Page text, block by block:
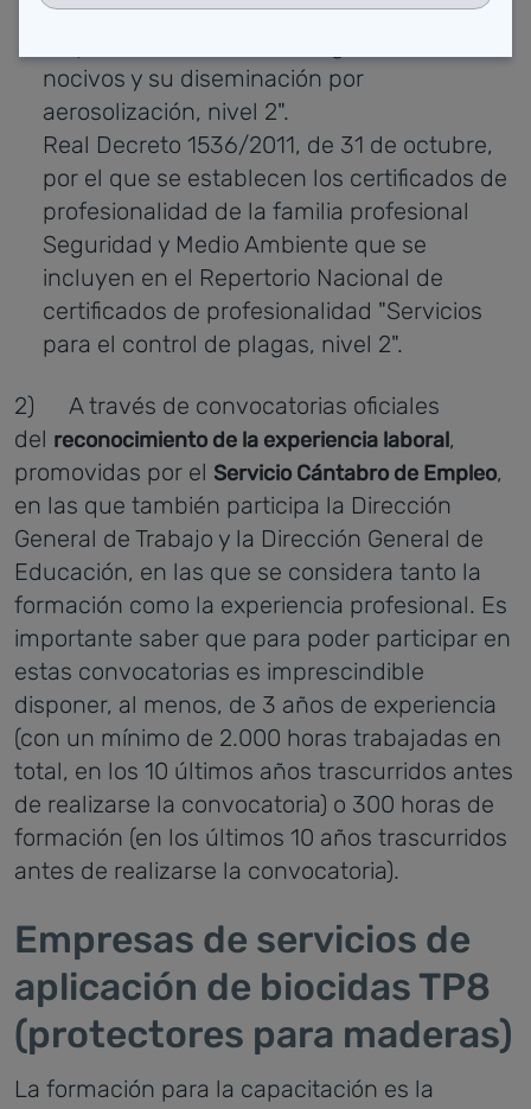
sanitario de las instalaciones susceptibles
nocivos y su diseminación por
aerosolización, nivel 2".
Real Decreto 1536/2011, de 31 de octubre,
por el que se establecen los certificados de
profesionalidad de la familia profesional
Seguridad y Medio Ambiente que se
incluyen en el Repertorio Nacional de
certificados de profesionalidad "Servicios
para el control de plagas, nivel 2".
2) A través de convocatorias oficiales
del reconocimiento de la experiencia laboral,
promovidas por el Servicio Cántabro de Empleo,
en las que también participa la Dirección
General de Trabajo y la Dirección General de
Educación, en las que se considera tanto la
formación como la experiencia profesional. Es
importante saber que para poder participar en
estas convocatorias es imprescindible
disponer, al menos, de 3 años de experiencia
(con un mínimo de 2.000 horas trabajadas en
total, en los 10 últimos años trascurridos antes
de realizarse la convocatoria) o 300 horas de
formación (en los últimos 10 años trascurridos
antes de realizarse la convocatoria).
Empresas de servicios de
aplicación de biocidas TP8
(protectores para maderas)
La formación para la capacitación es la